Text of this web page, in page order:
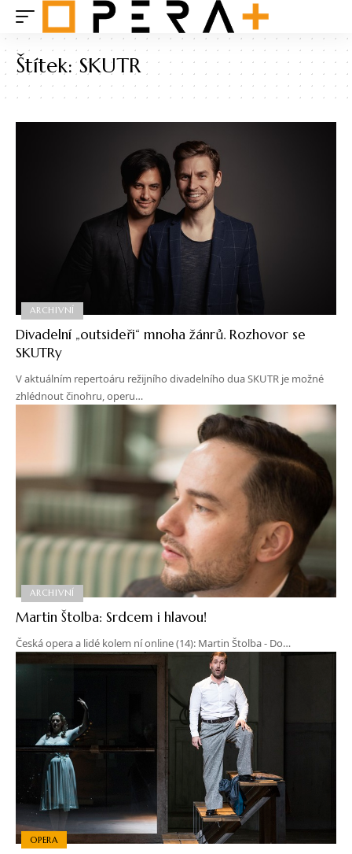
Štítek:SKUTR
ARCHIVNÍ
Divadelní „outsideři“ mnoha žánrů. Rozhovor se
SKUTRy
V aktuálním repertoáru režijního divadelního dua SKUTR je možné
zhlédnout činohru, operu…
ARCHIVNÍ
Martin Štolba: Srdcem i hlavou!
Česká opera a lidé kolem ní online (14): Martin Štolba - Do…
OPERA